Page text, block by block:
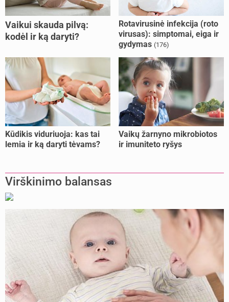
Vaikui skauda pilvą:
kodėl ir ką daryti?
Rotavirusinė infekcija (roto
virusas): simptomai, eiga ir
gydymas (176)
Kūdikis viduriuoja: kas tai
lemia ir ką daryti tėvams?
Vaikų žarnyno mikrobiotos
ir imuniteto ryšys
Virškinimo balansas